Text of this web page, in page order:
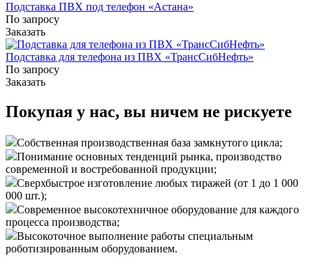
Подставка ПВХ под телефон «Астана»
По запросу
Заказать
Подставка для телефона из ПВХ «ТрансСибНефть»
По запросу
Заказать
Покупая у нас, вы ничем не рискуете
Собственная производственная база замкнутого цикла;
Понимание основных тенденций рынка, производство
современной и востребованной продукции;
Сверхбыстрое изготовление любых тиражей (от 1 до 1 000
000 шт.);
Современное высокотехничное оборудование для каждого
процесса производства;
Высокоточное выполнение работы специальным
роботизированным оборудованием.